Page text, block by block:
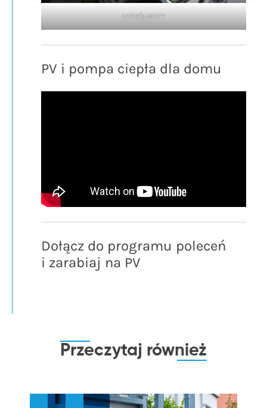
WSPÓLNOTY
PV i pompa ciepła dla domu
Dołącz do programu poleceń
i zarabiaj na PV
Przeczytaj również